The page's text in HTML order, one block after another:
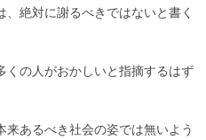
絶対に謝るべきではないと書く
くの人がおかしいと指摘するはず
あるべき社会の姿では無いよう